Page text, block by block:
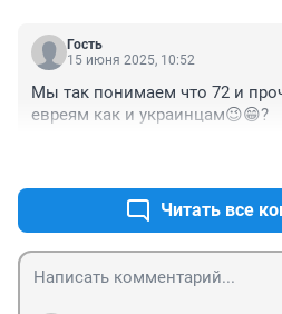
Гость
15 июня 2025, 10:52
Мы так понимаем что 72 и
евреям как и украинцам😉😁?
Читать все